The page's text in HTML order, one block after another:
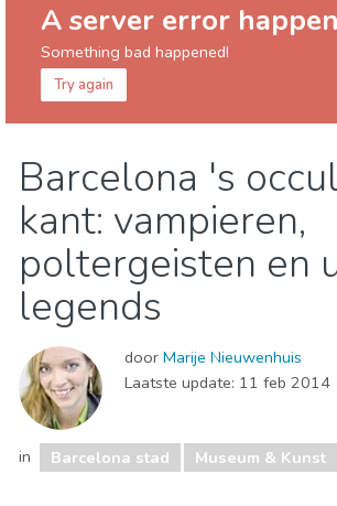
A server error
Something bad happened!
Try again
Eten & Restaurants
Kind & Familie
Museum & Kunst
Nachtleven & bars
Waar verblijven
Barcelona 's
kant: vampieren,
poltergeisten en
legends
door Marije Nieuwenhuis
Laatste update: 11 feb 2014
in Barcelona stad Museum & Kunst